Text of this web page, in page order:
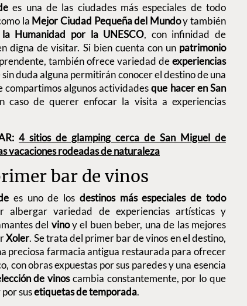
es una de las ciudades más especiales de todo
la Mejor Ciudad Pequeña del Mundoy también
Humanidad por la UNESCO, con infinidad de
digna de visitar. Si bien cuenta con unpatrimonio
también ofrece variedad deexperiencias
sin duda alguna permitirán conocer el destino de una
algunos actividadesque hacer en San
caso de querer enfocar la visita a experiencias
4 sitios de glamping cerca de San Miguel de
vacaciones rodeadas de naturaleza
bar de vinos
es uno de los destinos más especiales de todo
albergar variedad de experiencias artísticas y
del vinoy el buen beber, una de las mejores
Xoler. Se trata del primer bar de vinos en el destino,
preciosa farmacia antigua restaurada para ofrecer
con obras expuestas por sus paredes y una esencia
de vinoscambia constantemente, por lo que
susetiquetas de temporada.